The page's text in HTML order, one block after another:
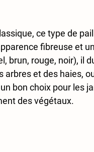
ce type de
fibreuse et
brun, rouge, noir), il
arbres et des haies,
bon choix pour les
des végétaux.